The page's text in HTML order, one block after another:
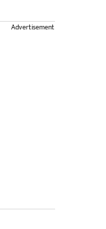
Advertisement